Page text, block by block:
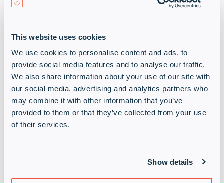
This website uses cookies
We use cookies to personalise content and ads, to
provide social media features and to analyse our traffic.
We also share information about your use of our site with
our social media, advertising and analytics partners who
may combine it with other information that you’ve
provided to them or that they’ve collected from your use
of their services.
Show details
Hornetsecurity Certified Engineer